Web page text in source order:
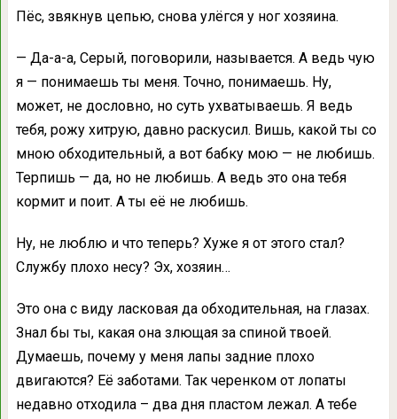
Пёс, звякнув цепью, снова улёгся у ног хозяина.
— Да-а-а, Серый, поговорили, называется. А ведь чую
я — понимаешь ты меня. Точно, понимаешь. Ну,
может, не дословно, но суть ухватываешь. Я ведь
тебя, рожу хитрую, давно раскусил. Вишь, какой ты со
мною обходительный, а вот бабку мою — не любишь.
Терпишь — да, но не любишь. А ведь это она тебя
кормит и поит. А ты её не любишь.
Ну, не люблю и что теперь? Хуже я от этого стал?
Службу плохо несу? Эх, хозяин…
Это она с виду ласковая да обходительная, на глазах.
Знал бы ты, какая она злющая за спиной твоей.
Думаешь, почему у меня лапы задние плохо
двигаются? Её заботами. Так черенком от лопаты
недавно отходила – два дня пластом лежал. А тебе